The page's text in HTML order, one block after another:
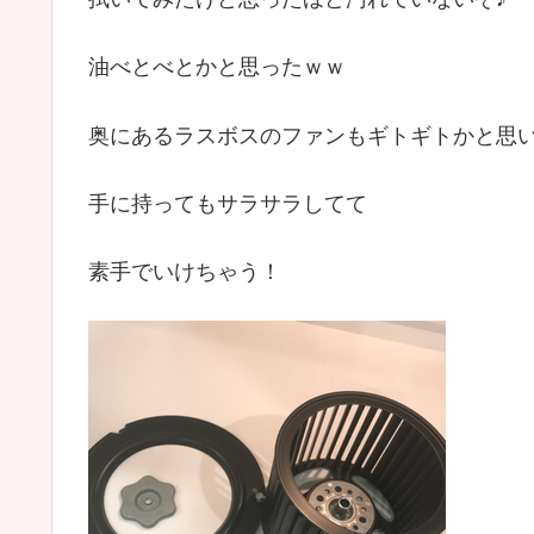
油べとべとかと思ったｗｗ
奥にあるラスボスのファンもギトギトかと思
手に持ってもサラサラしてて
素手でいけちゃう！